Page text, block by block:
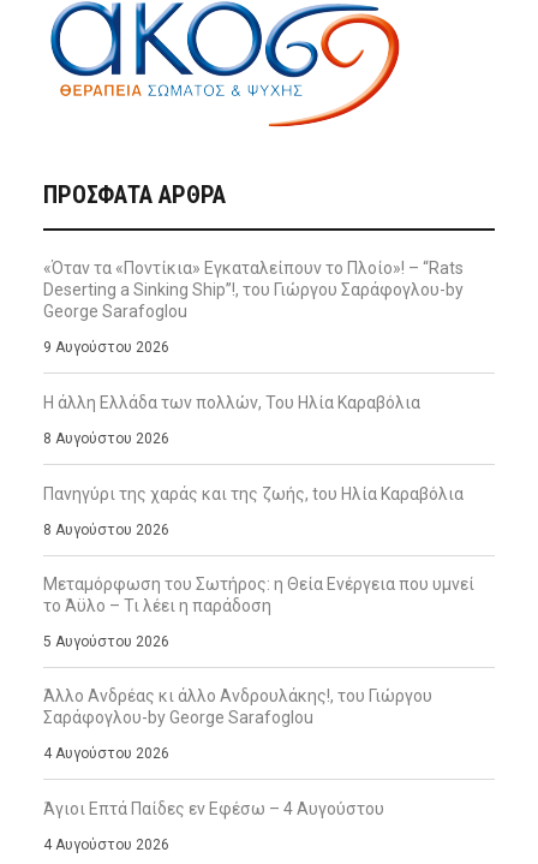
ΠΡΌΣΦΑΤΑ ΆΡΘΡΑ
«Όταν τα «Ποντίκια» Εγκαταλείπουν το Πλοίο»! – “Rats
Deserting a Sinking Ship”!, του Γιώργου Σαράφογλου-by
George Sarafoglou
9 Αυγούστου 2026
Η άλλη Ελλάδα των πολλών, Του Ηλία Καραβόλια
8 Αυγούστου 2026
Πανηγύρι της χαράς και της ζωής, tου Ηλία Καραβόλια
8 Αυγούστου 2026
Μεταμόρφωση του Σωτήρος: η Θεία Ενέργεια που υμνεί
το Άϋλο – Τι λέει η παράδοση
5 Αυγούστου 2026
Άλλο Ανδρέας κι άλλο Ανδρουλάκης!, του Γιώργου
Σαράφογλου-by George Sarafoglou
4 Αυγούστου 2026
Άγιοι Επτά Παίδες εν Εφέσω – 4 Αυγούστου
4 Αυγούστου 2026